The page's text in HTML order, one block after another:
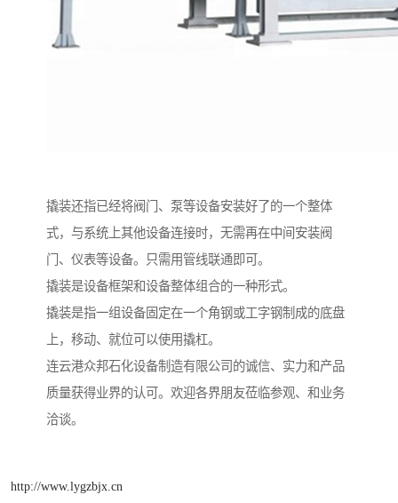
撬装还指已经将阀门、泵等设备安装好了的一个整体
式，与系统上其他设备连接时，无需再在中间安装阀
门、仪表等设备。只需用管线联通即可。
撬装是设备框架和设备整体组合的一种形式。
撬装是指一组设备固定在一个角钢或工字钢制成的底盘
上，移动、就位可以使用撬杠。
连云港众邦石化设备制造有限公司的诚信、实力和产品
质量获得业界的认可。欢迎各界朋友莅临参观、和业务
洽谈。
http://www.lygzbjx.cn